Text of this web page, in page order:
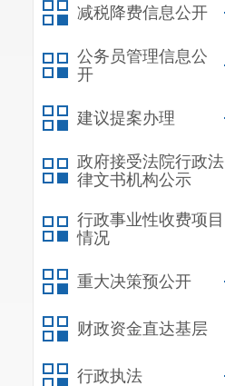
减税降费信息公开
公务员管理信息公
开
建议提案办理
政府接受法院行政法
律文书机构公示
行政事业性收费项目
情况
重大决策预公开
财政资金直达基层
行政执法